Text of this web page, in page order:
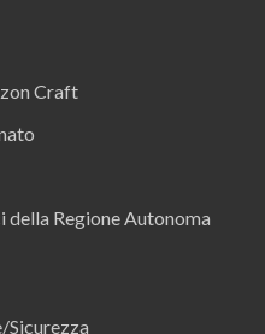
Craft
Regione Autonoma